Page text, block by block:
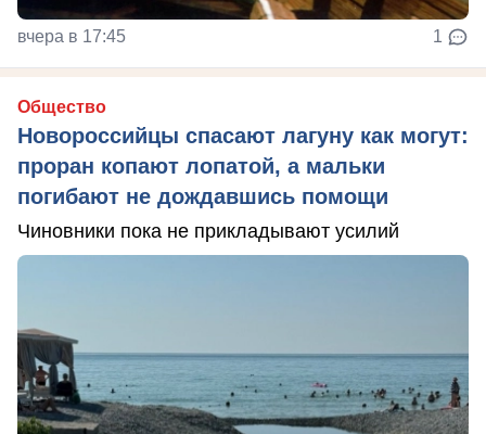
вчера в 17:45 1
Общество
Новороссийцы спасают лагуну как могут:
проран копают лопатой, а мальки
погибают не дождавшись помощи
Чиновники пока не прикладывают усилий